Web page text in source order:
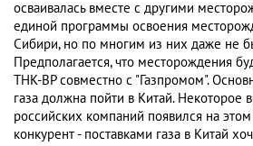
осваивалась вместе с другими
единой программы освоения
Сибири, но по многим из них даже не
Предполагается, что месторождения
ТНК-ВР совместно с "Газпромом".
газа должна пойти в Китай. Некоторое
российских компаний появился на
конкурент - поставками газа в Китай